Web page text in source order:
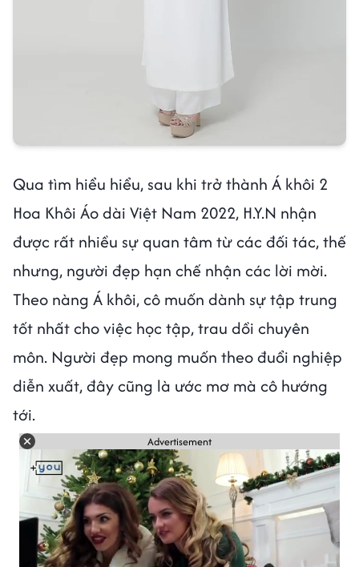
Qua tìm hiểu hiểu, sau khi trở thành Á khôi 2
Hoa Khôi Áo dài Việt Nam 2022, H.Y.N nhận
được rất nhiều sự quan tâm từ các đối tác, thế
nhưng, người đẹp hạn chế nhận các lời mời.
Theo nàng Á khôi, cô muốn dành sự tập trung
tốt nhất cho việc học tập, trau dồi chuyên
môn. Người đẹp mong muốn theo đuổi nghiệp
diễn xuất, đây cũng là ước mơ mà cô hướng
tới.
Advertisement